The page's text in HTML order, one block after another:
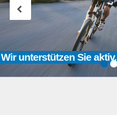
Wir unterstützen Sie aktiv.